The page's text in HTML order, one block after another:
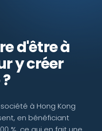
d'être à
y créer
à Hong Kong
en bénéficiant